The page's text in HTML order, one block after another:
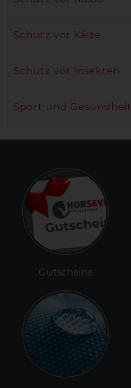
Schutz vor Kälte
Schutz vor Insekten
Sport und Gesundheit
Gutscheine